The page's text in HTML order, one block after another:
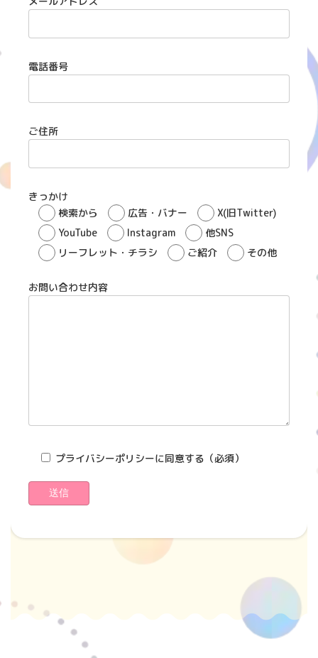
電話番号
ご住所
きっかけ
検索から
広告・バナー
X(旧Twitter)
YouTube
Instagram
他SNS
リーフレット・チラシ
ご紹介 その他
お問い合わせ内容
プライバシーポリシーに同意する （必須）